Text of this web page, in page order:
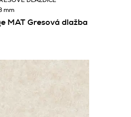
MAT Gresová dlažba
mm